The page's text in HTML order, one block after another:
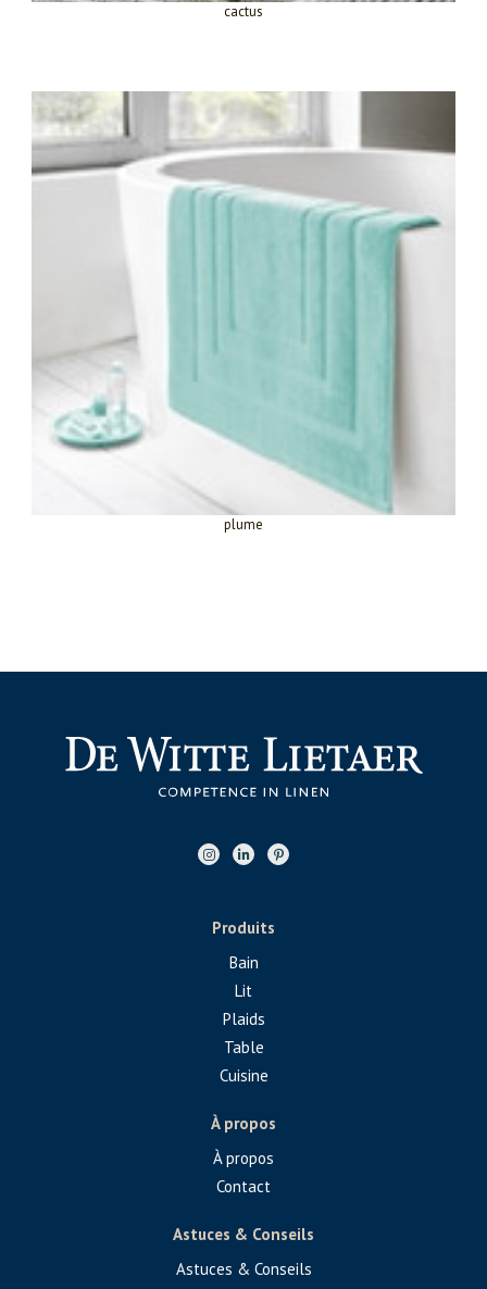
cactus
plume
Produits
Bain
Lit
Plaids
Table
Cuisine
À propos
À propos
Contact
Astuces & Conseils
Astuces & Conseils